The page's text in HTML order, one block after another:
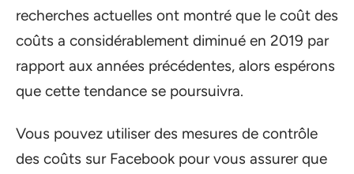
recherches actuelles ont montré que le coût des
coûts a considérablement diminué en 2019 par
rapport aux années précédentes, alors espérons
que cette tendance se poursuivra.
Vous pouvez utiliser des mesures de contrôle
des coûts sur Facebook pour vous assurer que